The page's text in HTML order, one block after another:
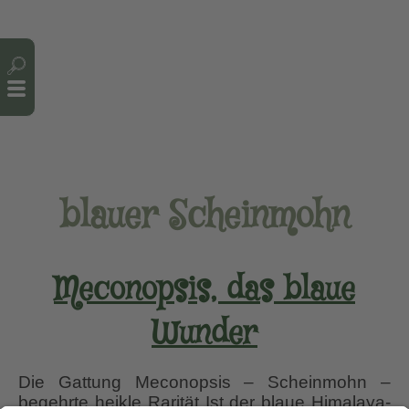
blauer Scheinmohn
Meconopsis, das blaue
Wunder
Die Gattung Meconopsis – Scheinmohn –
begehrte heikle Rarität Ist der blaue Himalaya-